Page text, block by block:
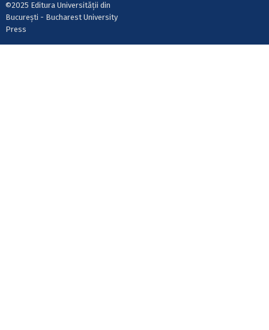
©2025 Editura Universității din
București - Bucharest University
Press